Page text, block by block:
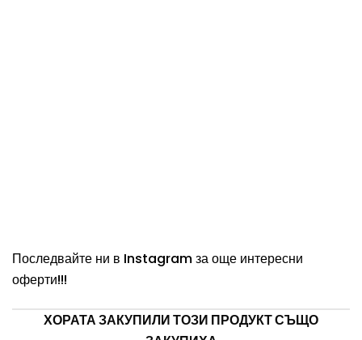
Последвайте ни в Instagramза още интересни
оферти!!!
ХОРАТА ЗАКУПИЛИ ТОЗИ ПРОДУКТ СЪЩО